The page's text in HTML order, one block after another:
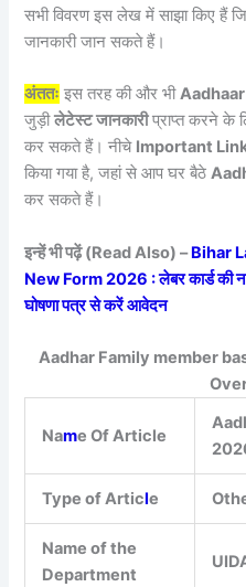
सभी विवरण इस लेख में साझा किए हैं
जानकारी जान सकते हैं।
अंततः इस तरह की और भी
जुड़ीलेटेस्ट जानकारीप्राप्त करने के
कर सकते हैं। नीचे Important
किया गया है, जहां से आप घर बैठे
कर सकते हैं।
इन्हें भी पढ़ें (Read Also) –Bihar
New Form 2026 : लेबर कार्ड की
घोषणा पत्र से करें आवेदन
Aadhar Family member
Name Of Article
Type of Article
Name of the
Department